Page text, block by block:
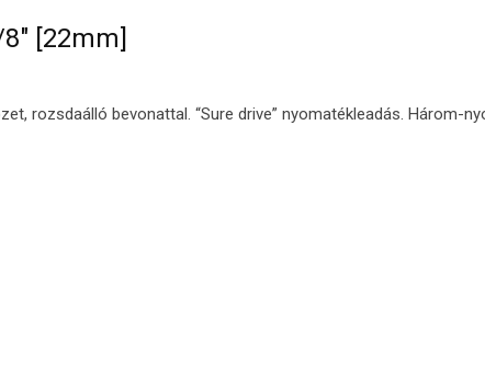
[22mm]
rozsdaálló bevonattal. “Sure drive” nyomatékleadás. Három-